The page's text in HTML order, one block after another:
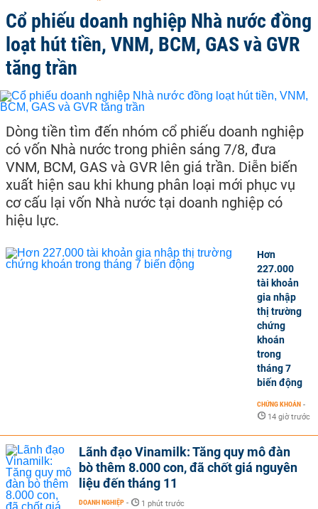
Cổ phiếu doanh nghiệp Nhà nước đồng
loạt hút tiền, VNM, BCM, GAS và GVR
tăng trần
Dòng tiền tìm đến nhóm cổ phiếu doanh nghiệp
có vốn Nhà nước trong phiên sáng 7/8, đưa
VNM, BCM, GAS và GVR lên giá trần. Diễn biến
xuất hiện sau khi khung phân loại mới phục vụ
cơ cấu lại vốn Nhà nước tại doanh nghiệp có
hiệu lực.
Hơn
227.000
tài khoản
gia nhập
thị trường
chứng
khoán
trong
tháng 7
biến động
CHỨNG KHOÁN -
14 giờ trước
Lãnh đạo Vinamilk: Tăng quy mô đàn
bò thêm 8.000 con, đã chốt giá nguyên
liệu đến tháng 11
DOANH NGHIỆP - 1 phút trước